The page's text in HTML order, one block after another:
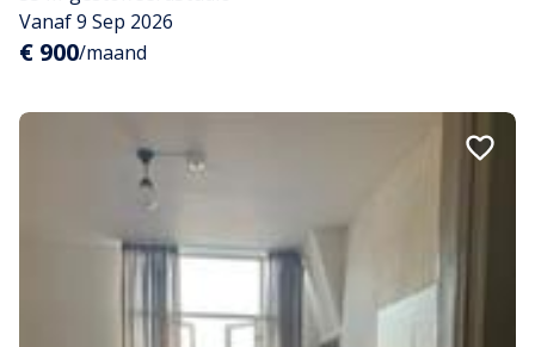
Vanaf 9 Sep 2026
€ 900/maand